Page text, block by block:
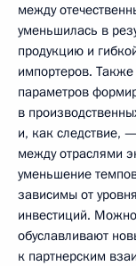
между
уменьшилась в
продукцию и
импортеров.
параметров
в
и, как следствие,
между отраслями
уменьшение
зависимы от
инвестиций.
обуславливают
к партнерским